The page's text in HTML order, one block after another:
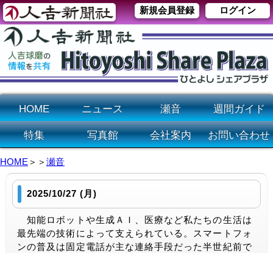
ログイン
新規会員登録
HOME ニュース 瀬音 週間ガイド
特集 写真館 会社案内 お問い合わせ
HOME ＞＞ 瀬音
2025/10/27 (月)
知能ロボットや生成ＡＩ、医療など私たちの生活は
最先端の技術によって支えられている。スマートフォ
ンの普及は固定電話が主な連絡手段だった半世紀前で